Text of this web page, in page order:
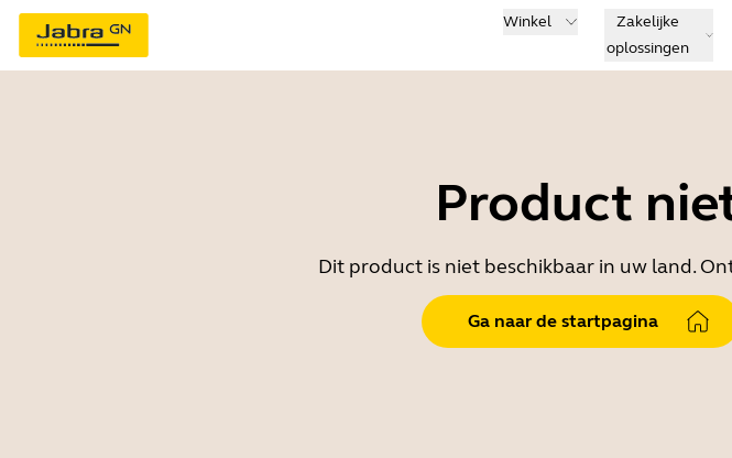
Winkel
Zakelijke
oplossingen
Product
Dit product is niet beschikbaar in uw land.
Ga naar de startpagina